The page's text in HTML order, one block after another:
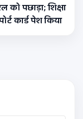
पछाड़ा; शिक्षा
कार्ड पेश किया